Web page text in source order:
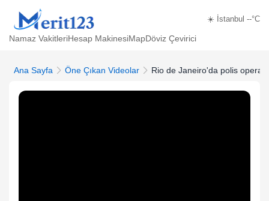
☀️ İstanbul --°C
Namaz VakitleriHesap MakinesiMapDöviz Çevirici
Ana Sayfa Öne Çıkan Videolar Rio de Janeiro'da polis